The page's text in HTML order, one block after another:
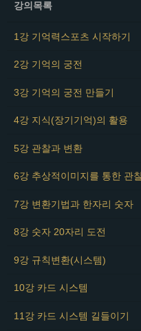
강의목록
1강 기억력스포츠 시작하기
2강 기억의 궁전
3강 기억의 궁전 만들기
4강 지식(장기기억)의 활용
5강 관찰과 변환
6강 추상적이미지를 통한 관
7강 변환기법과 한자리 숫자
8강 숫자 20자리 도전
9강 규칙변환(시스템)
10강 카드 시스템
11강 카드 시스템 길들이기